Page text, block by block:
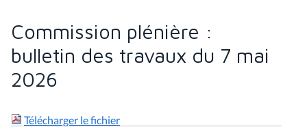
Commission plénière :
bulletin des travaux du 7 mai
2026
Télécharger le fichier